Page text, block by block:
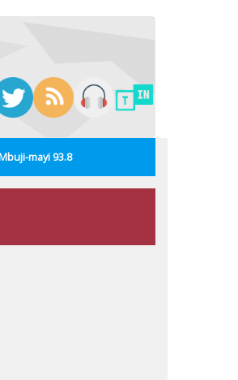
mayi 93.8